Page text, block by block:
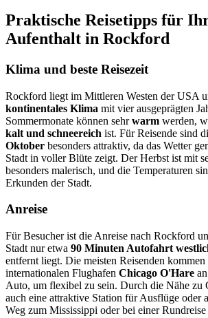
Praktische Reisetipps für
Aufenthalt in Rockford
Klima und beste Reisezeit
Rockford liegt im Mittleren Westen der USA
kontinentales Klima mit vier ausgeprägten
Sommermonate können sehrwarm werden,
kalt und schneereich ist. Für Reisende sind
Oktober besonders attraktiv, da das Wetter
Stadt in voller Blüte zeigt. Der Herbst ist mit
besonders malerisch, und die Temperaturen
Erkunden der Stadt.
Anreise
Für Besucher ist die Anreise nach Rockford
Stadt nur etwa 90 Minuten Autofahrt
entfernt liegt. Die meisten Reisenden kommen
internationalen Flughafen Chicago O'Hare
Auto, um flexibel zu sein. Durch die Nähe zu
auch eine attraktive Station für Ausflüge oder
Weg zum Mississippi oder bei einer